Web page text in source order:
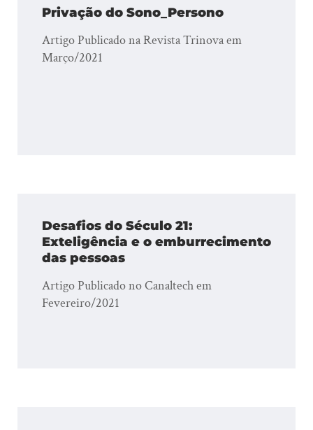
Privação do Sono_Persono
Artigo Publicado na Revista Trinova em
Março/2021
Desafios do Século 21:
Exteligência e o emburrecimento
das pessoas
Artigo Publicado no Canaltech em
Fevereiro/2021